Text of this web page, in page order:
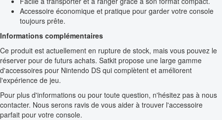
Accessoire économique et pratique pour garder votre console
toujours prête.
Informations complémentaires
Ce produit est actuellement en rupture de stock, mais vous pouvez le
réserver pour de futurs achats. Satkit propose une large gamme
d'accessoires pour Nintendo DS qui complètent et améliorent
l'expérience de jeu.
Pour plus d'informations ou pour toute question, n'hésitez pas à nous
contacter. Nous serons ravis de vous aider à trouver l'accessoire
parfait pour votre console.